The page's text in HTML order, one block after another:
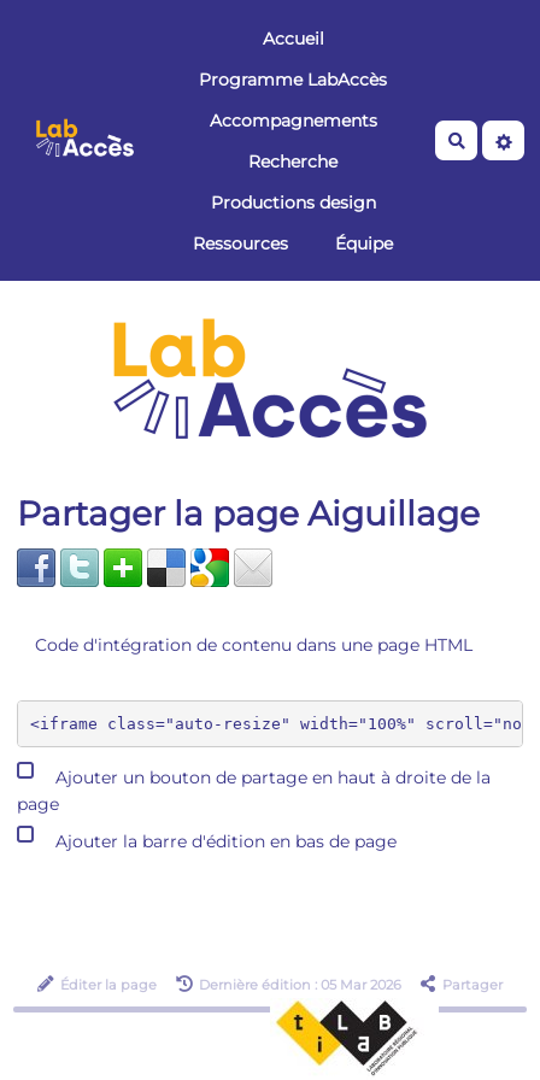
Accueil
Programme LabAccès
Accompagnements
Recherche
Productions design
Ressources
Équipe
Partager la page Aiguillage
Code d'intégration de contenu dans une page HTML
Ajouter un bouton de partage en haut à droite de la
page
Ajouter la barre d'édition en bas de page
Éditer la page Dernière édition : 05 Mar 2026 Partager